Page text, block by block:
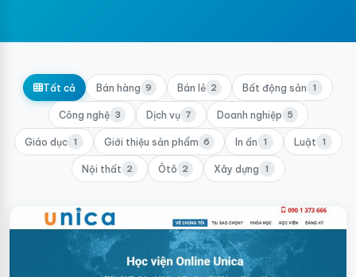
Tất cả Bán hàng 9 Bán lẻ 2 Bất động sản 1
Công nghệ 3 Dịch vụ 7 Doanh nghiệp 5
Giáo dục 1 Giới thiệu sản phẩm 6 In ấn 1 Luật 1
Nội thất 2 Ôtô 2 Xây dựng 1